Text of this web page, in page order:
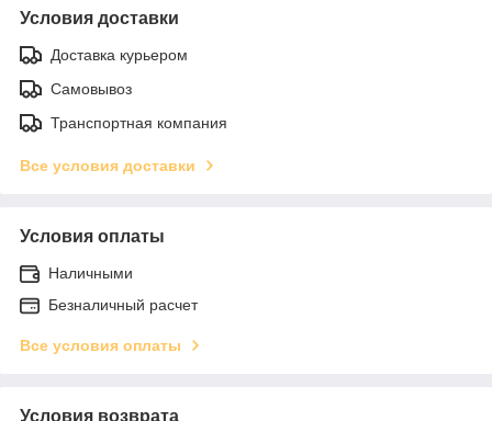
Условия доставки
Доставка курьером
Самовывоз
Транспортная компания
Все условия доставки
Условия оплаты
Наличными
Безналичный расчет
Все условия оплаты
Условия возврата